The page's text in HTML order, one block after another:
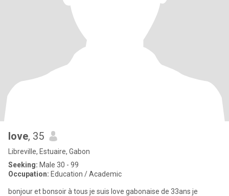
love, 35
Libreville, Estuaire, Gabon
Seeking: Male 30 - 99
Occupation: Education / Academic
bonjour et bonsoir à tous je suis love gabonaise de 33ans je